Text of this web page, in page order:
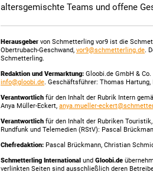
altersgemischte Teams und offene
Herausgeber von Schmetterling vor9 ist die
Obertrubach-Geschwand, vor9@schmetterling.de.
Schmetterling.
Redaktion und Vermarktung: Gloobi.de GmbH &
info@gloobi.de. Geschäftsführer: Thomas
Verantwortlich für den Inhalt der Rubrik Intern
Anya Müller-Eckert, anya.mueller-
Verantwortlich für den Inhalt der Rubriken
Rundfunk und Telemedien (RStV): Pascal
Chefredaktion: Pascal Brückmann, Christian
Schmetterling International und Gloobi.de
verlinkten Seiten sind ausschließlich deren